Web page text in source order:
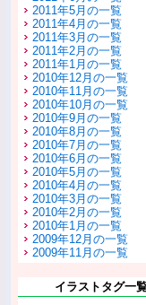
2011年5月の一覧
2011年4月の一覧
2011年3月の一覧
2011年2月の一覧
2011年1月の一覧
2010年12月の一覧
2010年11月の一覧
2010年10月の一覧
2010年9月の一覧
2010年8月の一覧
2010年7月の一覧
2010年6月の一覧
2010年5月の一覧
2010年4月の一覧
2010年3月の一覧
2010年2月の一覧
2010年1月の一覧
2009年12月の一覧
2009年11月の一覧
イラストタグ一